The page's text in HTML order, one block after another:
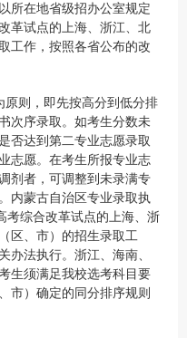
所在地省级招办公室规定
革试点的上海、浙江、北
工作，按照各省公布的改
则，即先按高分到低分排
次序录取。如考生分数未
否达到第二专业志愿录取
志愿。在考生所报专业志
剂者，可调整到未录满专
内蒙古自治区专业录取执
考综合改革试点的上海、浙
区、市）的招生录取工
法执行。浙江、海南、
生须满足我校选考科目要
市）确定的同分排序规则